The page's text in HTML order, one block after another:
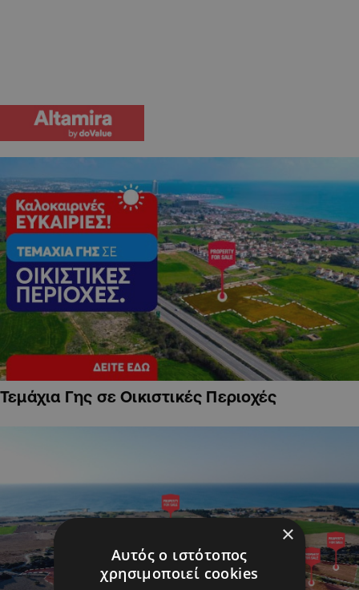
Τεμάχια Γης σε Οικιστικές Περιοχές
×
Αυτός ο ιστότοπος
χρησιμοποιεί cookies